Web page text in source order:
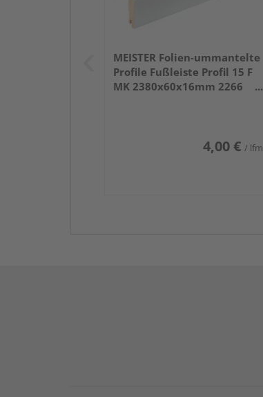
MEISTER Folien-ummantelte
Profile Fußleiste Profil 15 F
MK 2380x60x16mm 2266
4,00 € / lfm